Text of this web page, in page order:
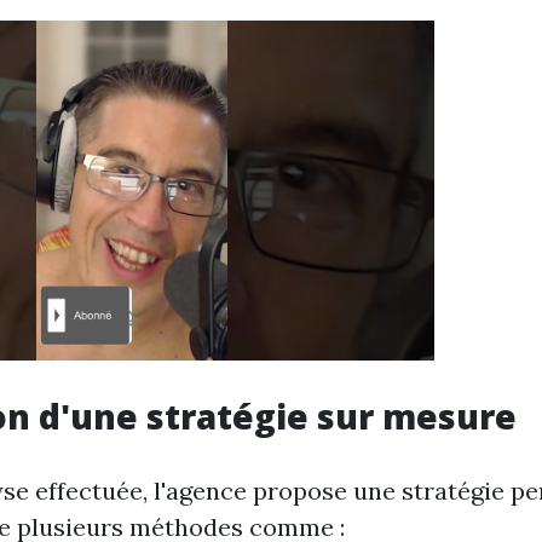
d'une stratégie sur mesure
effectuée, l'agence propose une stratégie
plusieurs méthodes comme :